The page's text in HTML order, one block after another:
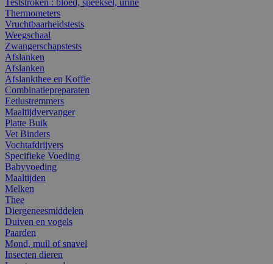
Thermometers
Vruchtbaarheidstests
Weegschaal
Zwangerschapstests
Afslanken
Afslanken
Afslankthee en Koffie
Combinatiepreparaten
Eetlustremmers
Maaltijdvervanger
Platte Buik
Vet Binders
Vochtafdrijvers
Specifieke Voeding
Babyvoeding
Maaltijden
Melken
Thee
Diergeneesmiddelen
Duiven en vogels
Paarden
Mond, muil of snavel
Insecten dieren